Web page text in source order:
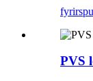
PVS